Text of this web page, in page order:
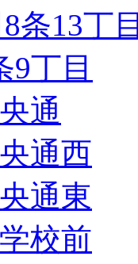
条13丁目
9丁目
通
通西
通東
校前